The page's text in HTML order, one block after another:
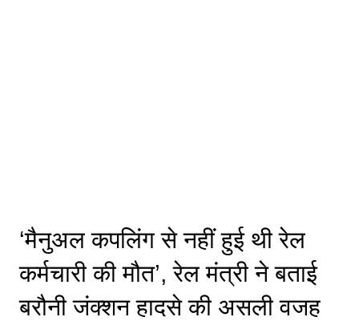
‘मैनुअल कपलिंग से नहीं हुई थी रेल
कर्मचारी की मौत’, रेल मंत्री ने बताई
बरौनी जंक्शन हादसे की असली वजह